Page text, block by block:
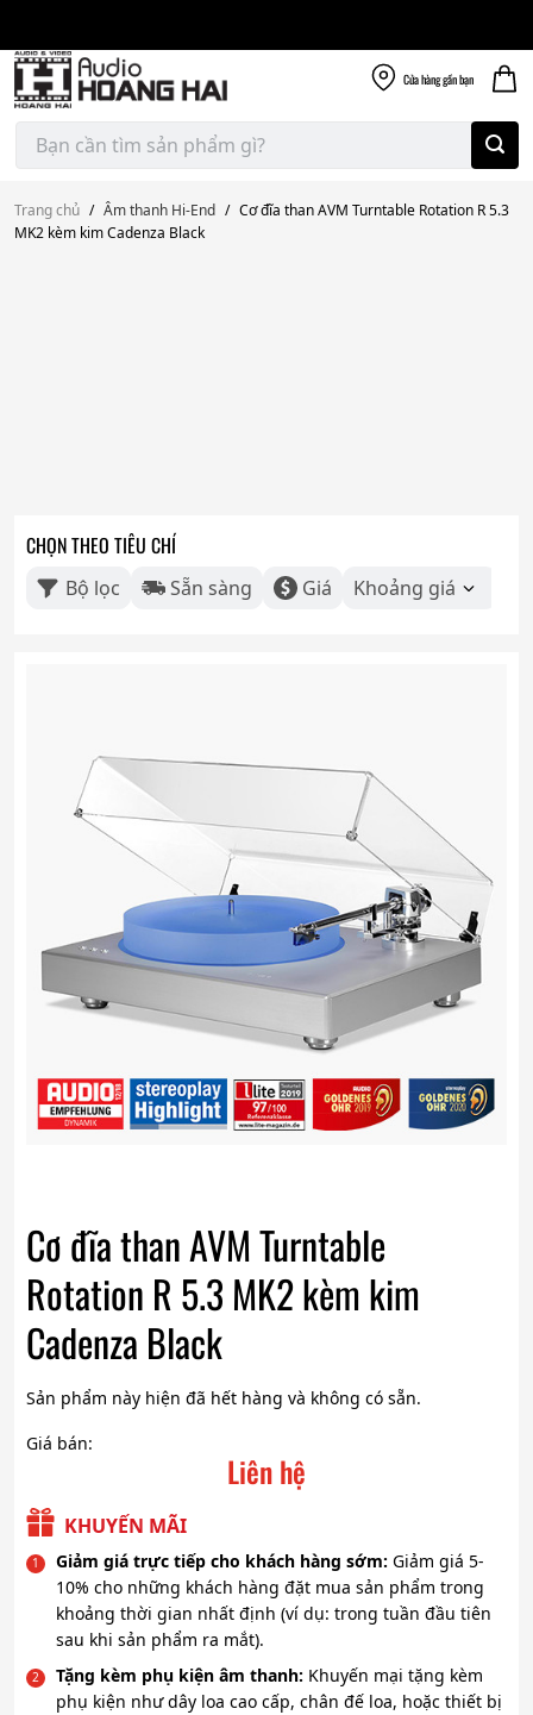
content
Cửa hànggần bạn
Tìm
kiếm:
Trang chủ / Âm thanh Hi-End / Cơ đĩa than AVM Turntable Rotation R 5.3
MK2 kèm kim Cadenza Black
CHỌN THEO TIÊU CHÍ
Bộ lọc Sẵn sàng Giá Khoảng giá
Cơ đĩa than AVM Turntable
Rotation R 5.3 MK2 kèm kim
Cadenza Black
Sản phẩm này hiện đã hết hàng và không có sẵn.
Giá bán:
Liên hệ
KHUYẾN MÃI
Giảm giá trực tiếp cho khách hàng sớm: Giảm giá 5-
10% cho những khách hàng đặt mua sản phẩm trong
khoảng thời gian nhất định (ví dụ: trong tuần đầu tiên
sau khi sản phẩm ra mắt).
Tặng kèm phụ kiện âm thanh: Khuyến mại tặng kèm
phụ kiện như dây loa cao cấp, chân đế loa, hoặc thiết bị